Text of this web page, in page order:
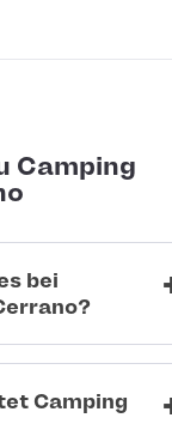
Camping
bei
Camping